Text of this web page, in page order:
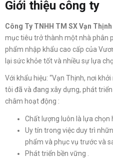
Giới thiệu công ty
Công Ty TNHH TM SX Vạn Thịnh
mục tiêu trở thành một nhà phân
phẩm nhập khẩu cao cấp của
lại sức khỏe tốt và nhiều sự lựa
Với khẩu hiệu: “Vạn Thịnh, nơi
tôi đã và đang xây dựng, phát
châm hoạt động :
Chất lượng luôn là lựa chọn
Uy tín trong việc duy trì
phẩm và phục vụ trước và
Phát triển bền vững .